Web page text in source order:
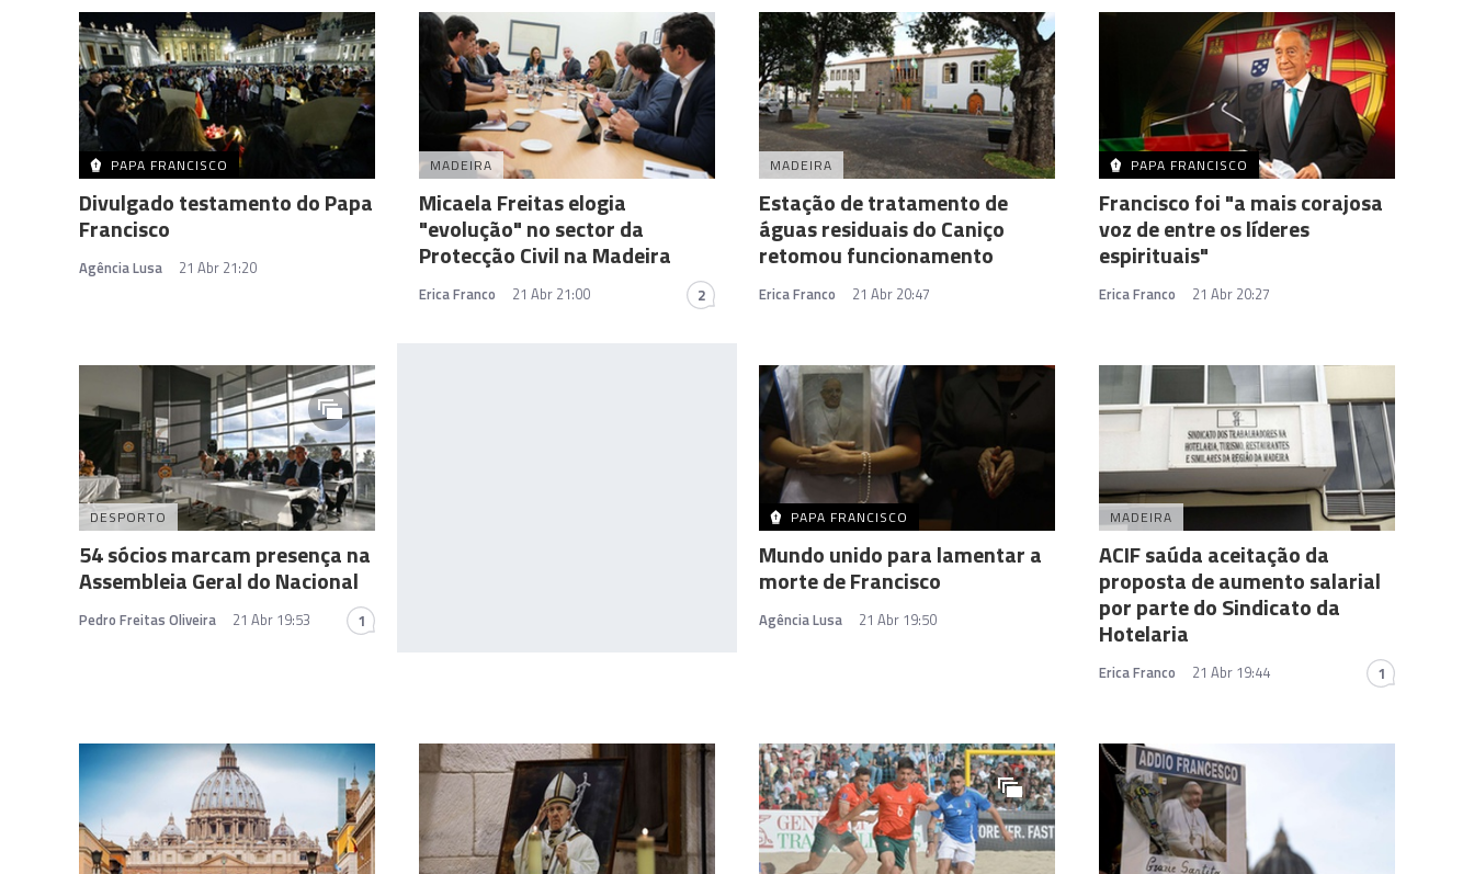
PAPA FRANCISCO
Divulgado testamento do Papa
Francisco
Agência Lusa 21 Abr 21:20
MADEIRA
Micaela Freitas elogia
"evolução" no sector da
Protecção Civil na Madeira
Erica Franco 21 Abr 21:00 2
MADEIRA
Estação de tratamento de
águas residuais do Caniço
retomou funcionamento
Erica Franco 21 Abr 20:47
PAPA FRANCISCO
Francisco foi "a mais corajosa
voz de entre os líderes
espirituais"
Erica Franco 21 Abr 20:27
DESPORTO
54 sócios marcam presença na
Assembleia Geral do Nacional
Pedro Freitas Oliveira 21 Abr 19:53 1
PAPA FRANCISCO
Mundo unido para lamentar a
morte de Francisco
Agência Lusa 21 Abr 19:50
MADEIRA
ACIF saúda aceitação da
proposta de aumento salarial
por parte do Sindicato da
Hotelaria
Erica Franco 21 Abr 19:44 1